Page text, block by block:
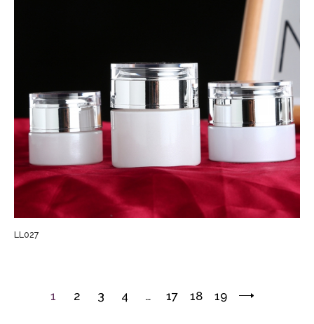
LL027
1 2 3 4 … 17 18 19